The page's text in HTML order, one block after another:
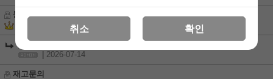
문의
| 2026-07-04
2026-07-14
재고문의
취소 확인